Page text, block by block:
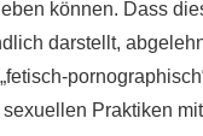
können. Dass
darstellt,
Praktiken